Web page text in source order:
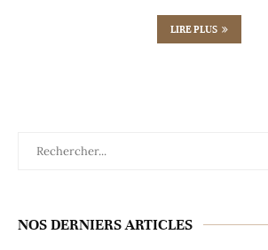
LIRE PLUS
NOS DERNIERS ARTICLES